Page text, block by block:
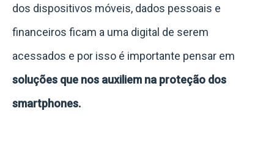
dos dispositivos móveis, dados pessoais e
financeiros ficam a uma digital de serem
acessados e por isso é importante pensar em
soluções que nos auxiliem na proteção dos
smartphones.